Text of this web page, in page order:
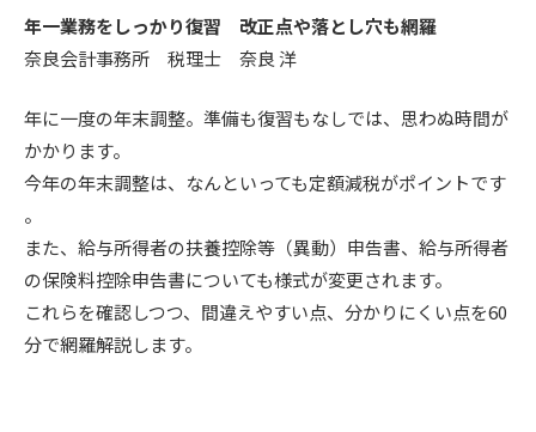
年一業務をしっかり復習 改正点や落とし穴も網羅
奈良会計事務所 税理士 奈良 洋
年に一度の年末調整。準備も復習もなしでは、思わぬ時間が
かかります。
今年の年末調整は、なんといっても定額減税がポイントです
。
また、給与所得者の扶養控除等（異動）申告書、給与所得者
の保険料控除申告書についても様式が変更されます。
これらを確認しつつ、間違えやすい点、分かりにくい点を60
分で網羅解説します。